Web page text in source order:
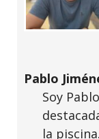
Pablo
Soy
la